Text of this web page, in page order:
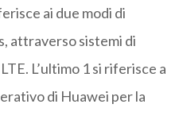
ai due modi di
attraverso sistemi di
L’ultimo 1 si riferisce a
di Huawei per la